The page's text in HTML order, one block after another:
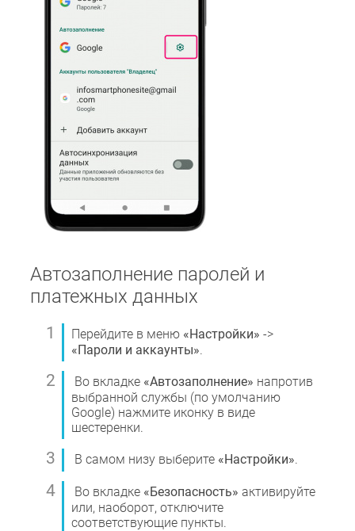
Автозаполнение паролей и
платежных данных
Перейдите в меню «Настройки» ->
«Пароли и аккаунты».
Во вкладке «Автозаполнение» напротив
выбранной службы (по умолчанию
Google) нажмите иконку в виде
шестеренки.
В самом низу выберите «Настройки».
Во вкладке «Безопасность» активируйте
или, наоборот, отключите
соответствующие пункты.